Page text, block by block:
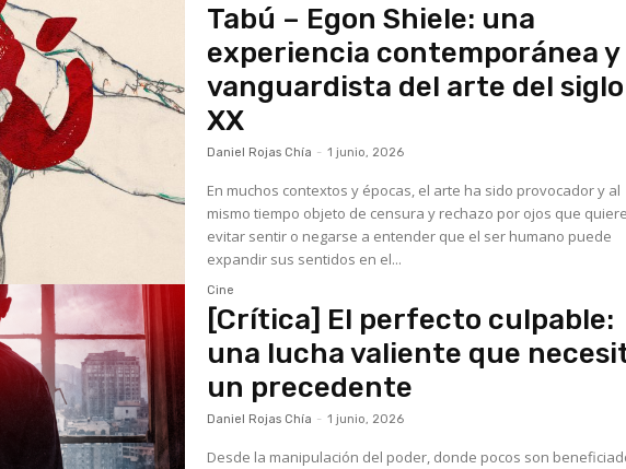
Tabú – Egon Shiele: una
experiencia contemporánea y
vanguardista del arte del siglo
XX
Daniel Rojas Chía - 1 junio, 2026
En muchos contextos y épocas, el arte ha sido provocador y al
mismo tiempo objeto de censura y rechazo por ojos que
evitar sentir o negarse a entender que el ser humano puede
expandir sus sentidos en el...
Cine
[Crítica] El perfecto culpable:
una lucha valiente que
un precedente
Daniel Rojas Chía - 1 junio, 2026
Desde la manipulación del poder, donde pocos son